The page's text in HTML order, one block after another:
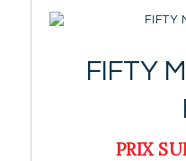
FIFTY
PRIX